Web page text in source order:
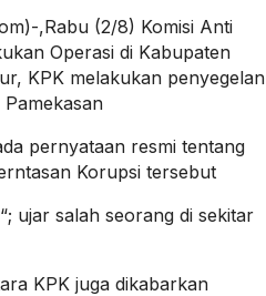
,Rabu (2/8) Komisi Anti
Operasi di Kabupaten
KPK melakukan penyegelan
pernyataan resmi tentang
Korupsi tersebut
ujar salah seorang di sekitar
KPK juga dikabarkan